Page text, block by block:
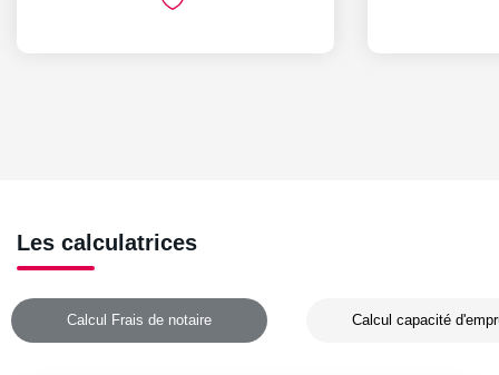
Les calculatrices
Calcul Frais de notaire Calcul capacité